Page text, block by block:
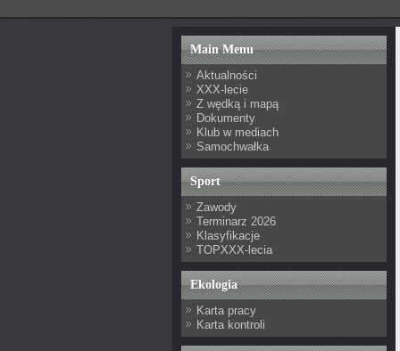
Main Menu
Aktualności
XXX-lecie
Z wędką i mapą
Dokumenty
Klub w mediach
Samochwałka
Sport
Zawody
Terminarz 2026
Klasyfikacje
TOPXXX-lecia
Ekologia
Karta pracy
Karta kontroli